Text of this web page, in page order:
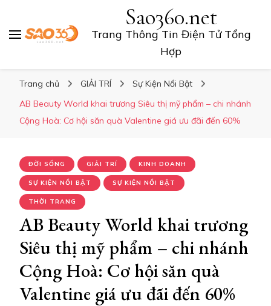
Sao360.net
Trang Thông Tin Điện Tử Tổng
Hợp
Trang chủ GIẢI TRÍ
Sự Kiện Nổi Bật
AB Beauty World khai trương Siêu thị mỹ phẩm – chi nhánh
Cộng Hoà: Cơ hội săn quà Valentine giá ưu đãi đến 60%
ĐỜI SỐNG GIẢI TRÍ KINH DOANH
SỰ KIỆN NỔI BẬT SỰ KIỆN NỔI BẬT
THỜI TRANG
AB Beauty World khai trương
Siêu thị mỹ phẩm – chi nhánh
Cộng Hoà: Cơ hội săn quà
Valentine giá ưu đãi đến 60%